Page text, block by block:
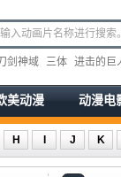
剑神域 三体 进击的巨
美动漫 动漫电
H J K